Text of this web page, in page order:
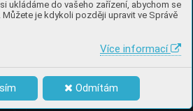
ukládáme do vašeho zařízení, abychom se
je kdykoli později upravit ve Správě
Více informací
Odmítám